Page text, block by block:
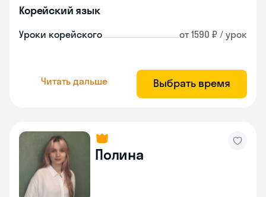
Корейский язык
Уроки корейского от 1590 ₽ / урок
Читать дальше Выбрать время
Полина